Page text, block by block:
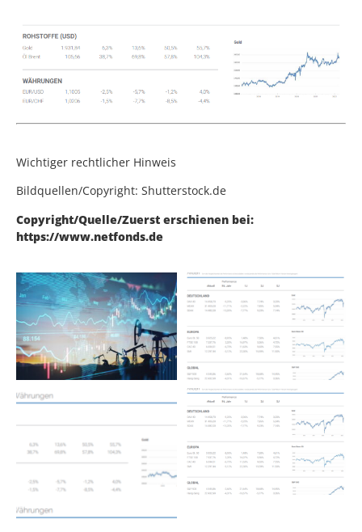
Wichtiger rechtlicher Hinweis
Bildquellen/Copyright: Shutterstock.de
Copyright/Quelle/Zuerst erschienen bei:
https://www.netfonds.de